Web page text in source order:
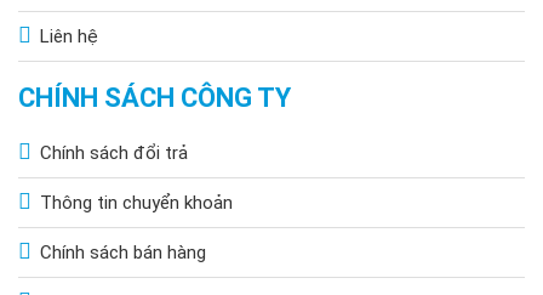
Liên hệ
CHÍNH SÁCH CÔNG TY
Chính sách đổi trả
Thông tin chuyển khoản
Chính sách bán hàng